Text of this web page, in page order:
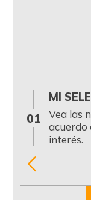
01
MI
Vea las
acuerdo
interés.
Item